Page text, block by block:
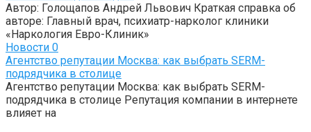
Автор: Голощапов Андрей Львович Краткая справка об
авторе: Главный врач, психиатр-нарколог клиники
«Наркология Евро-Клиник»
Новости 0
Агентство репутации Москва: как выбрать SERM-
подрядчика в столице
Агентство репутации Москва: как выбрать SERM-
подрядчика в столице Репутация компании в интернете
влияет на